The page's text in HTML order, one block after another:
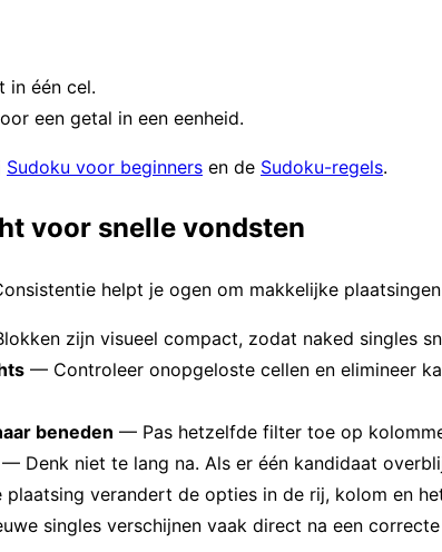
in één cel.
een getal in een eenheid.
Sudoku voor beginners en de Sudoku-regels.
voor snelle vondsten
helpt je ogen om makkelijke
zijn visueel compact, zodat naked singles
— Controleer onopgeloste cellen en elimineer
beneden — Pas hetzelfde filter toe op
— Denk niet te lang na. Als er één kandidaat
verandert de opties in de rij, kolom en
singles verschijnen vaak direct na een